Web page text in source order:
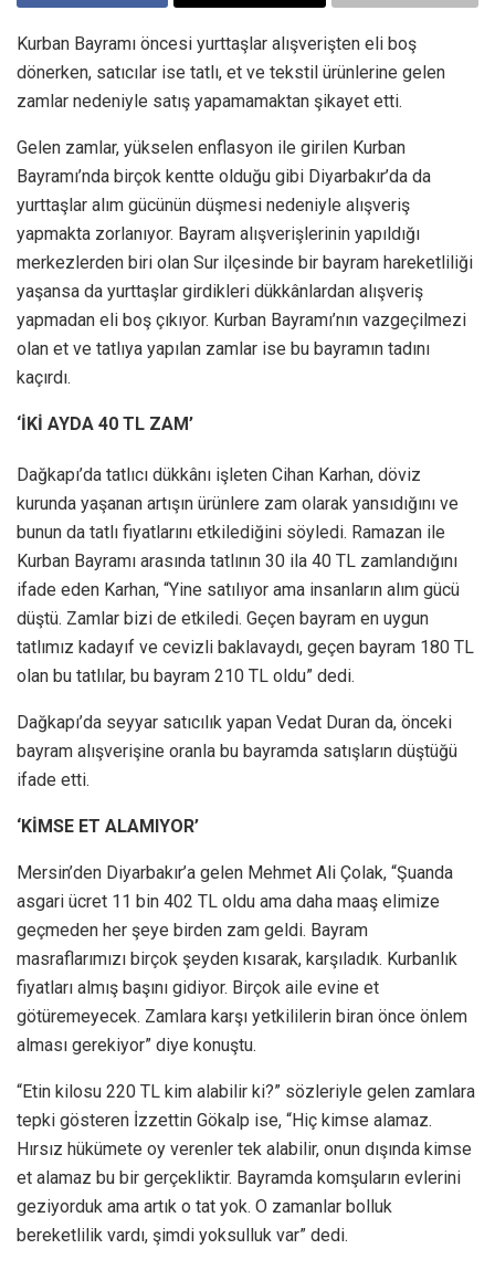
Kurban Bayramı öncesi yurttaşlar alışverişten eli boş
dönerken, satıcılar ise tatlı, et ve tekstil ürünlerine gelen
zamlar nedeniyle satış yapamamaktan şikayet etti.
Gelen zamlar, yükselen enflasyon ile girilen Kurban
Bayramı’nda birçok kentte olduğu gibi Diyarbakır’da da
yurttaşlar alım gücünün düşmesi nedeniyle alışveriş
yapmakta zorlanıyor. Bayram alışverişlerinin yapıldığı
merkezlerden biri olan Sur ilçesinde bir bayram hareketliliği
yaşansa da yurttaşlar girdikleri dükkânlardan alışveriş
yapmadan eli boş çıkıyor. Kurban Bayramı’nın vazgeçilmezi
olan et ve tatlıya yapılan zamlar ise bu bayramın tadını
kaçırdı.
‘İKİ AYDA 40 TL ZAM’
Dağkapı’da tatlıcı dükkânı işleten Cihan Karhan, döviz
kurunda yaşanan artışın ürünlere zam olarak yansıdığını ve
bunun da tatlı fiyatlarını etkilediğini söyledi. Ramazan ile
Kurban Bayramı arasında tatlının 30 ila 40 TL zamlandığını
ifade eden Karhan, “Yine satılıyor ama insanların alım gücü
düştü. Zamlar bizi de etkiledi. Geçen bayram en uygun
tatlımız kadayıf ve cevizli baklavaydı, geçen bayram 180 TL
olan bu tatlılar, bu bayram 210 TL oldu” dedi.
Dağkapı’da seyyar satıcılık yapan Vedat Duran da, önceki
bayram alışverişine oranla bu bayramda satışların düştüğü
ifade etti.
‘KİMSE ET ALAMIYOR’
Mersin’den Diyarbakır’a gelen Mehmet Ali Çolak, “Şuanda
asgari ücret 11 bin 402 TL oldu ama daha maaş elimize
geçmeden her şeye birden zam geldi. Bayram
masraflarımızı birçok şeyden kısarak, karşıladık. Kurbanlık
fiyatları almış başını gidiyor. Birçok aile evine et
götüremeyecek. Zamlara karşı yetkililerin biran önce önlem
alması gerekiyor” diye konuştu.
“Etin kilosu 220 TL kim alabilir ki?” sözleriyle gelen zamlara
tepki gösteren İzzettin Gökalp ise, “Hiç kimse alamaz.
Hırsız hükümete oy verenler tek alabilir, onun dışında kimse
et alamaz bu bir gerçekliktir. Bayramda komşuların evlerini
geziyorduk ama artık o tat yok. O zamanlar bolluk
bereketlilik vardı, şimdi yoksulluk var” dedi.